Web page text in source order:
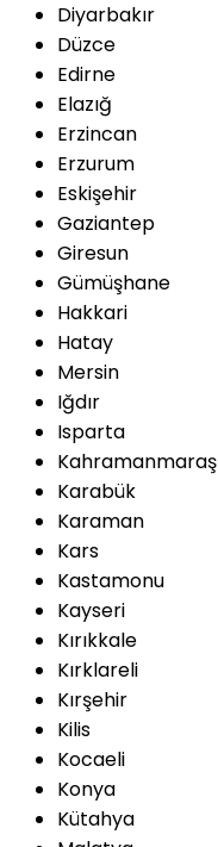
Diyarbakır
Düzce
Edirne
Elazığ
Erzincan
Erzurum
Eskişehir
Gaziantep
Giresun
Gümüşhane
Hakkari
Hatay
Mersin
Iğdır
Isparta
Kahramanmaraş
Karabük
Karaman
Kars
Kastamonu
Kayseri
Kırıkkale
Kırklareli
Kırşehir
Kilis
Kocaeli
Konya
Kütahya